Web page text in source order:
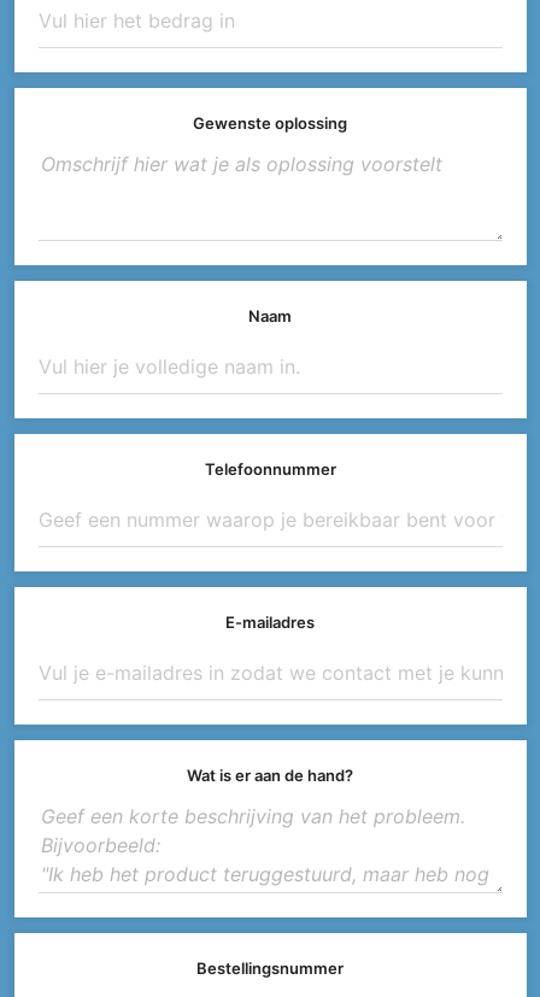
Gewenste oplossing
Naam
Telefoonnummer
E-mailadres
Wat is er aan de hand?
Bestellingsnummer